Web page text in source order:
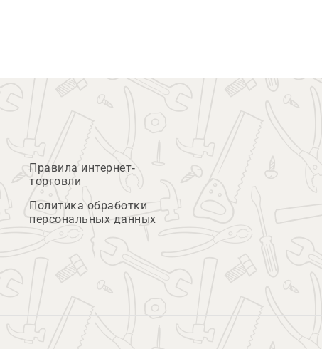
Правила интернет-
торговли
Политика обработки
персональных данных